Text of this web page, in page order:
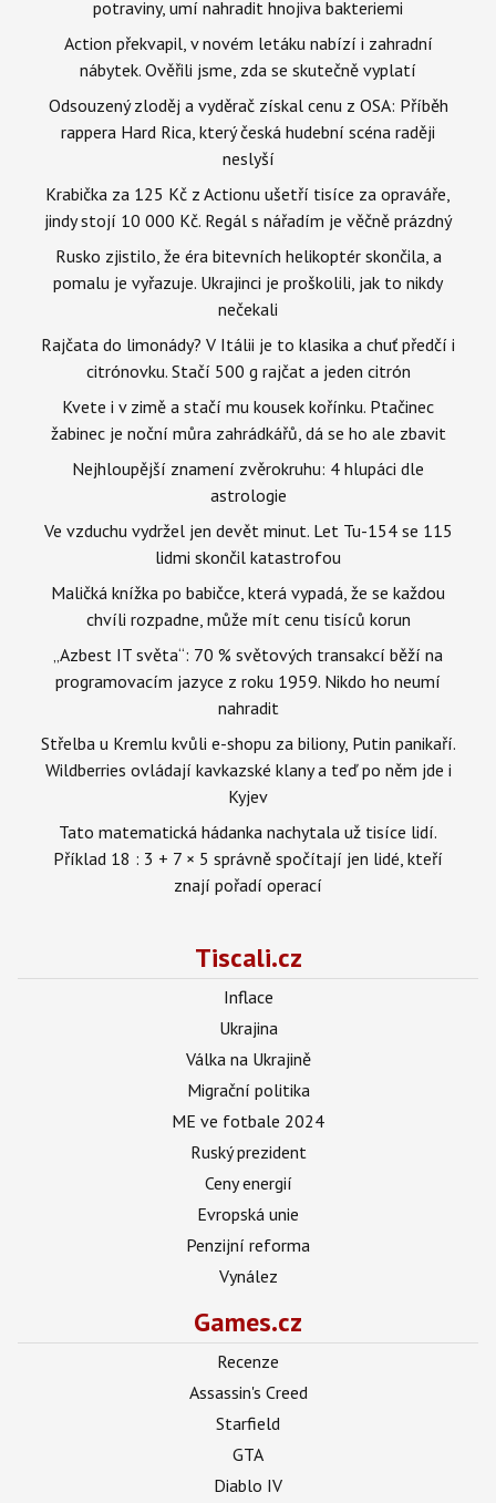
potraviny, umí nahradit hnojiva bakteriemi
Action překvapil, v novém letáku nabízí i zahradní
nábytek. Ověřili jsme, zda se skutečně vyplatí
Odsouzený zloděj a vyděrač získal cenu z OSA: Příběh
rappera Hard Rica, který česká hudební scéna raději
neslyší
Krabička za 125 Kč z Actionu ušetří tisíce za opraváře,
jindy stojí 10 000 Kč. Regál s nářadím je věčně prázdný
Rusko zjistilo, že éra bitevních helikoptér skončila, a
pomalu je vyřazuje. Ukrajinci je proškolili, jak to nikdy
nečekali
Rajčata do limonády? V Itálii je to klasika a chuť předčí i
citrónovku. Stačí 500 g rajčat a jeden citrón
Kvete i v zimě a stačí mu kousek kořínku. Ptačinec
žabinec je noční můra zahrádkářů, dá se ho ale zbavit
Nejhloupější znamení zvěrokruhu: 4 hlupáci dle
astrologie
Ve vzduchu vydržel jen devět minut. Let Tu-154 se 115
lidmi skončil katastrofou
Maličká knížka po babičce, která vypadá, že se každou
chvíli rozpadne, může mít cenu tisíců korun
„Azbest IT světa“: 70 % světových transakcí běží na
programovacím jazyce z roku 1959. Nikdo ho neumí
nahradit
Střelba u Kremlu kvůli e-shopu za biliony, Putin panikaří.
Wildberries ovládají kavkazské klany a teď po něm jde i
Kyjev
Tato matematická hádanka nachytala už tisíce lidí.
Příklad 18 : 3 + 7 × 5 správně spočítají jen lidé, kteří
znají pořadí operací
Tiscali.cz
Inflace
Ukrajina
Válka na Ukrajině
Migrační politika
ME ve fotbale 2024
Ruský prezident
Ceny energií
Evropská unie
Penzijní reforma
Vynález
Games.cz
Recenze
Assassin's Creed
Starfield
GTA
Diablo IV